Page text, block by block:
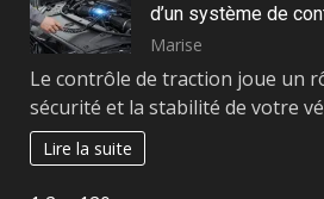
d’un système de
Marise
Le contrôle de traction joue un
sécurité et la stabilité de votre
Lire la suite